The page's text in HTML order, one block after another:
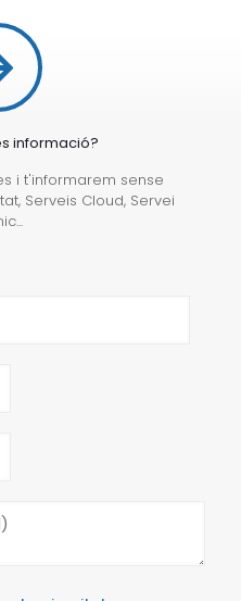
informació?
i t'informarem sense
Serveis Cloud, Servei